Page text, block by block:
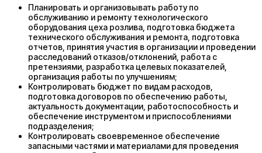
Планировать и организовывать работу по
обслуживанию и ремонту технологического
оборудования цеха розлива, подготовка бюджета
технического обслуживания и ремонта, подготовка
отчетов, принятия участия в организации и проведении
расследований отказов/отклонений, работа с
претензиями, разработка целевых показателей,
организация работы по улучшениям;
Контролировать бюджет по видам расходов,
подготовка договоров по обеспечению работы,
актуальность документации, работоспособность и
обеспечение инструментом и приспособлениями
подразделения;
Контролировать своевременное обеспечение
запасными частями и материалами для проведения